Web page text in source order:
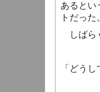
あるとい
トだった。
しばら
「どう